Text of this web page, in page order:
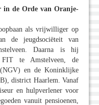
in de Orde van Oranje-
als vrijwilliger op
de jeugdsociëteit van
Daarna is hij
te Amstelveen, de
(NGV) en de Koninklijke
district Haarlem. Vanaf
en hulpverlener voor
vanuit pensioenen,